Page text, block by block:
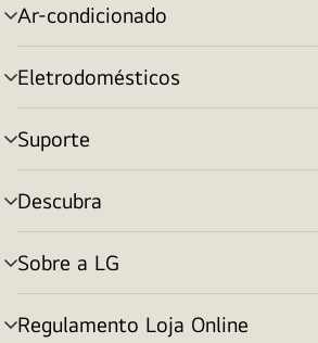
Ar-condicionado
alternar
menu
Eletrodomésticos
alternar
menu
Suporte
alternar
menu
Descubra
alternar
menu
Sobre a LG
alternar
menu
Regulamento Loja Online
alternar